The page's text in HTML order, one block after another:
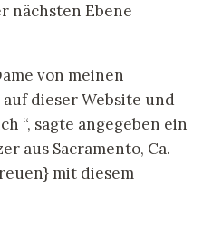
nächsten Ebene
von meinen
dieser Website und
“, sagte angegeben ein
aus Sacramento, Ca.
mit diesem